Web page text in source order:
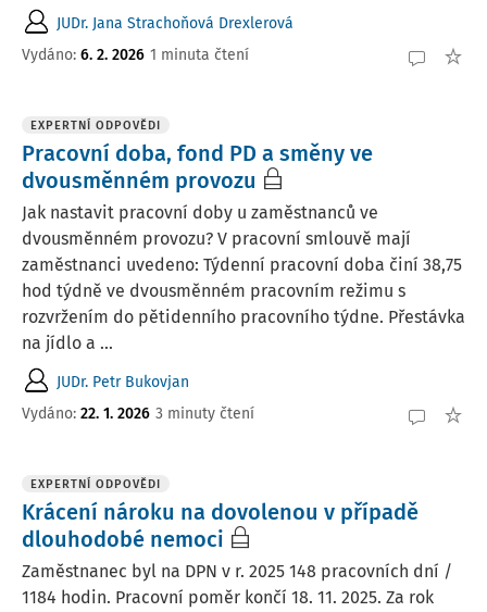
JUDr. Jana Strachoňová Drexlerová
Vydáno: 6. 2. 2026 1 minuta čtení
EXPERTNÍ ODPOVĚDI
Pracovní doba, fond PD a směny ve
dvousměnném provozu
Jak nastavit pracovní doby u zaměstnanců ve
dvousměnném provozu? V pracovní smlouvě mají
zaměstnanci uvedeno: Týdenní pracovní doba činí 38,75
hod týdně ve dvousměnném pracovním režimu s
rozvržením do pětidenního pracovního týdne. Přestávka
na jídlo a ...
JUDr. Petr Bukovjan
Vydáno: 22. 1. 2026 3 minuty čtení
EXPERTNÍ ODPOVĚDI
Krácení nároku na dovolenou v případě
dlouhodobé nemoci
Zaměstnanec byl na DPN v r. 2025 148 pracovních dní /
1184 hodin. Pracovní poměr končí 18. 11. 2025. Za rok